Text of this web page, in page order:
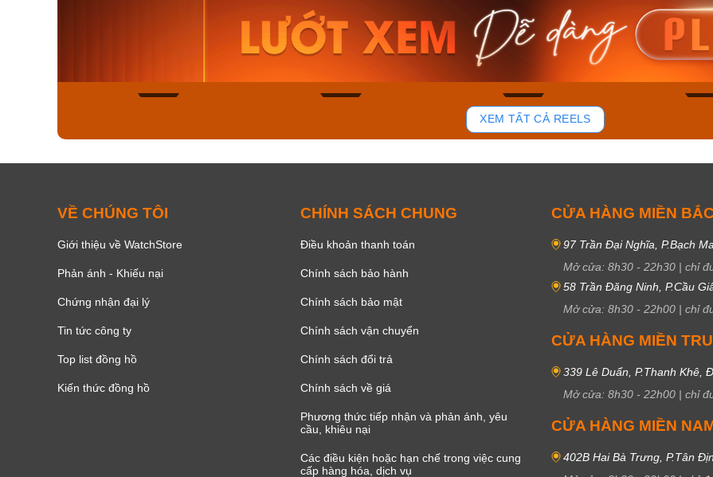
Casio Nam MTS-
115D-1AVDF
2.823.000₫
2.399.550₫
Mua ngay
42
Casio Nam MTS-
RS100L-1AVDF
4.276.000₫
3.634.600₫
Casio
230EL-
Mua
XEM TẤT CẢ REELS
VỀ CHÚNG TÔI
Giới thiệu về WatchStore
Phản ánh - Khiếu nại
Chứng nhận đại lý
Tin tức công ty
Top list đồng hồ
Kiến thức đồng hồ
CHÍNH SÁCH CHUNG
Điều khoản thanh toán
Chính sách bảo hành
Chính sách bảo mật
Chính sách vận chuyển
Chính sách đổi trả
Chính sách về giá
Phương thức tiếp nhận và phản ánh, yêu
cầu, khiêu nại
Các điều kiện hoặc hạn chế trong việc cung
cấp hàng hóa, dịch vụ
CỬA HÀNG MIỀN BẮC
97 Trần Đại Nghĩa, P.Bạch
Mở cửa: 8h30 - 22h30 | chỉ
58 Trần Đăng Ninh, P.Cầu
Mở cửa: 8h30 - 22h00 | chỉ
CỬA HÀNG MIỀN
339 Lê Duẩn, P.Thanh Khê,
Mở cửa: 8h30 - 22h00 | chỉ
CỬA HÀNG MIỀN
402B Hai Bà Trưng, P.Tân